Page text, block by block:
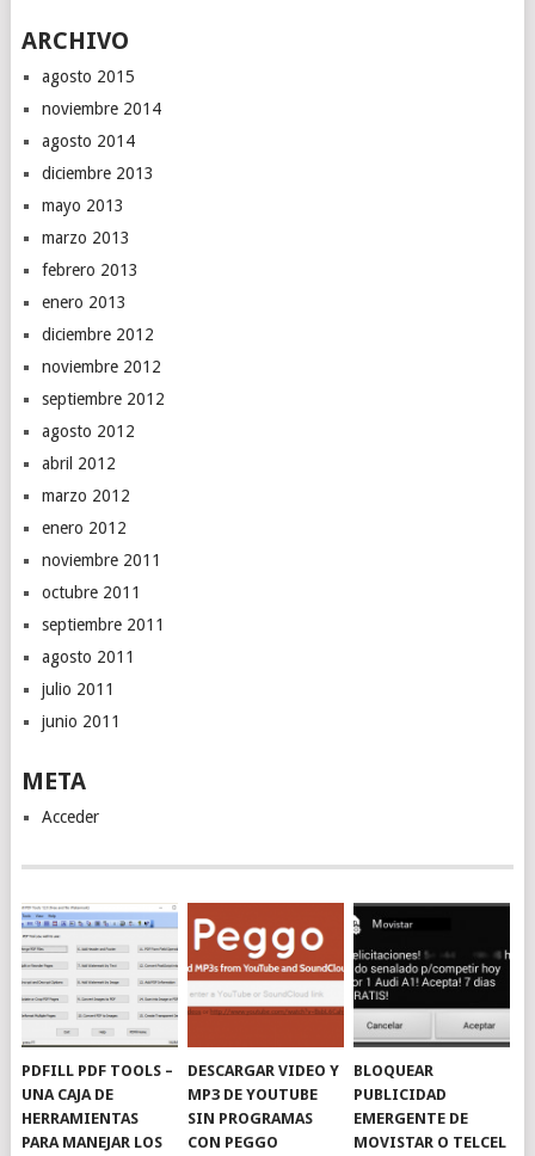
ARCHIVO
agosto 2015
noviembre 2014
agosto 2014
diciembre 2013
mayo 2013
marzo 2013
febrero 2013
enero 2013
diciembre 2012
noviembre 2012
septiembre 2012
agosto 2012
abril 2012
marzo 2012
enero 2012
noviembre 2011
octubre 2011
septiembre 2011
agosto 2011
julio 2011
junio 2011
META
Acceder
PDFILL PDF TOOLS –
UNA CAJA DE
HERRAMIENTAS
PARA MANEJAR LOS
DESCARGAR VIDEO Y
MP3 DE YOUTUBE
SIN PROGRAMAS
CON PEGGO
BLOQUEAR
PUBLICIDAD
EMERGENTE DE
MOVISTAR O TELCEL